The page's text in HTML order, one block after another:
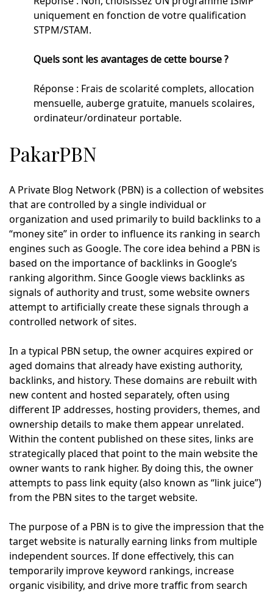
uniquement en fonction de votre qualification
STPM/STAM.
Quels sont les avantages de cette bourse ?
Réponse : Frais de scolarité complets, allocation
mensuelle, auberge gratuite, manuels scolaires,
ordinateur/ordinateur portable.
PakarPBN
A Private Blog Network (PBN) is a collection of websites
that are controlled by a single individual or
organization and used primarily to build backlinks to a
“money site” in order to influence its ranking in search
engines such as Google. The core idea behind a PBN is
based on the importance of backlinks in Google’s
ranking algorithm. Since Google views backlinks as
signals of authority and trust, some website owners
attempt to artificially create these signals through a
controlled network of sites.
In a typical PBN setup, the owner acquires expired or
aged domains that already have existing authority,
backlinks, and history. These domains are rebuilt with
new content and hosted separately, often using
different IP addresses, hosting providers, themes, and
ownership details to make them appear unrelated.
Within the content published on these sites, links are
strategically placed that point to the main website the
owner wants to rank higher. By doing this, the owner
attempts to pass link equity (also known as “link juice”)
from the PBN sites to the target website.
The purpose of a PBN is to give the impression that the
target website is naturally earning links from multiple
independent sources. If done effectively, this can
temporarily improve keyword rankings, increase
organic visibility, and drive more traffic from search